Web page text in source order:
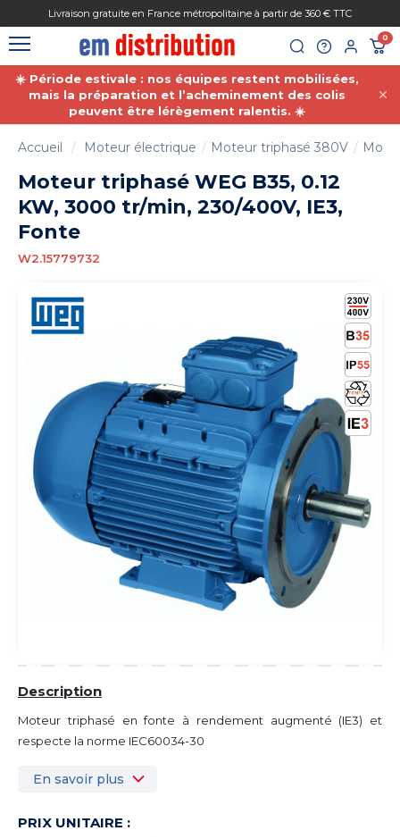
Livraison gratuite en France métropolitaine à partir de 360 € TTC
0
☀️ Période estivale : nos équipes restent mobilisées,
mais la préparation et l’acheminement des colis
peuvent être lérègement ralentis. ☀️
Accueil Moteur électrique Moteur triphasé 380V
Moteur triphasé WEG B35, 0.12
KW, 3000 tr/min, 230/400V, IE3,
Fonte
W2.15779732
Description
Moteur triphasé en fonte à rendement augmenté (IE3) et
respecte la norme IEC60034-30
En savoir plus
PRIX UNITAIRE :
Gestion des cookies